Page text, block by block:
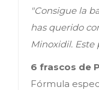
"Consigue la
has querido
Minoxidil. Este
6 frascos de
Fórmula